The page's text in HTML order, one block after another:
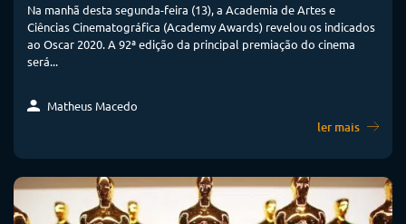
Na manhã desta segunda-feira (13), a Academia de Artes e
Ciências Cinematográfica (Academy Awards) revelou os indicados
ao Oscar 2020. A 92ª edição da principal premiação do cinema
será...
Matheus Macedo
ler mais